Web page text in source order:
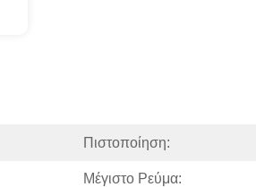
Πιστοποίηση:
Μέγιστο Ρεύμα: